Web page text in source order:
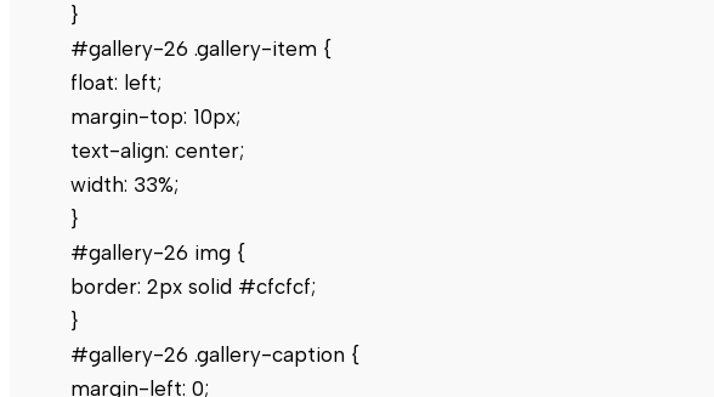
}
#gallery-26 .gallery-item {
float: left;
margin-top: 10px;
text-align: center;
width: 33%;
}
#gallery-26 img {
border: 2px solid #cfcfcf;
}
#gallery-26 .gallery-caption {
margin-left: 0;